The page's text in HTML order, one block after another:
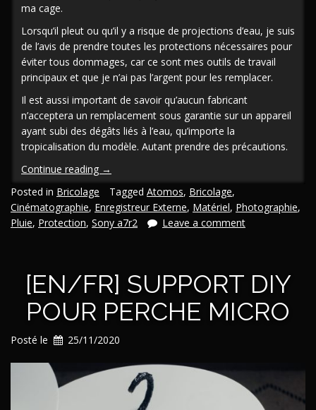
ma cage.
Lorsqu’il pleut ou qu’il y a risque de projections d’eau, je suis
de l’avis de prendre toutes les protections nécessaires pour
éviter tous dommages, car ce sont mes outils de travail
principaux et que je n’ai pas l’argent pour les remplacer.
Il est aussi important de savoir qu’aucun fabricant
n’acceptera un remplacement sous garantie sur un appareil
ayant subi des dégâts liés à l’eau, qu’importe la
tropicalisation du modèle. Autant prendre des précautions.
Continue reading « [En/Fr]
Protection
de
pluie
pour
mirrorless/DSLR
et
rig
vidéo
(avec
DIY) »
→
Posted in Bricolage Tagged Atomos, Bricolage,
Cinématographie, Enregistreur Externe, Matériel, Photographie,
Pluie, Protection, Sony a7r2 Leave a comment
[EN/FR] SUPPORT DIY
POUR PERCHE MICRO
Posté le 25/11/2020